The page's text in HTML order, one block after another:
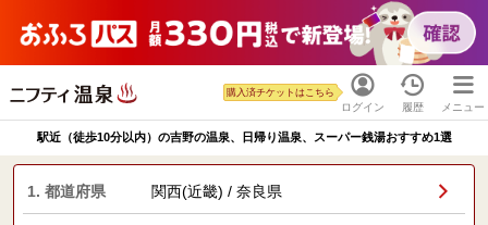
ログイン
購入済チケットはこちら
履歴 メニュー
駅近（徒歩10分以内）の吉野の温泉、日帰り温泉、スーパー銭湯おすすめ1選
1. 都道府県 関西(近畿) / 奈良県